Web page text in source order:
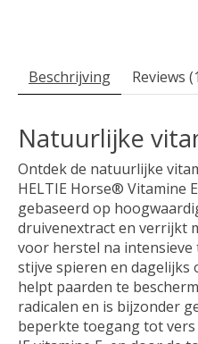
Beschrijving Reviews
Natuurlijke
Ontdek de natuurlijke
HELTIE Horse® Vitamine
gebaseerd op
druivenextract en verrijkt
voor herstel na
stijve spieren en dagelijks
helpt paarden te
radicalen en is bijzonder
beperkte toegang tot vers